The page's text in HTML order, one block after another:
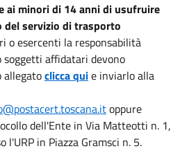
ai minori di 14 anni di usufruire
del servizio di trasporto
o esercenti la responsabilità
affidatari devono
allegatoclicca quie inviarlo alla
oppure
dell'Ente in Via Matteotti n. 1,
l'URP in Piazza Gramsci n. 5.